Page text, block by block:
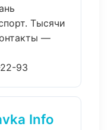
Тысячи
—
93
Info